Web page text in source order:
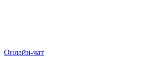
Онлайн-чат